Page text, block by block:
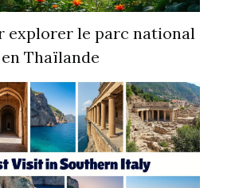
explorer le parc national
Thaïlande